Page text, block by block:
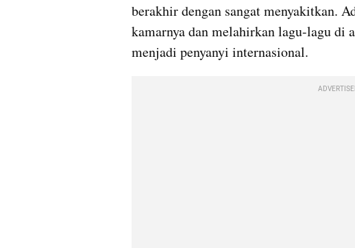
berakhir dengan sangat menyakitkan.
kamarnya dan melahirkan lagu-lagu di
menjadi penyanyi internasional.